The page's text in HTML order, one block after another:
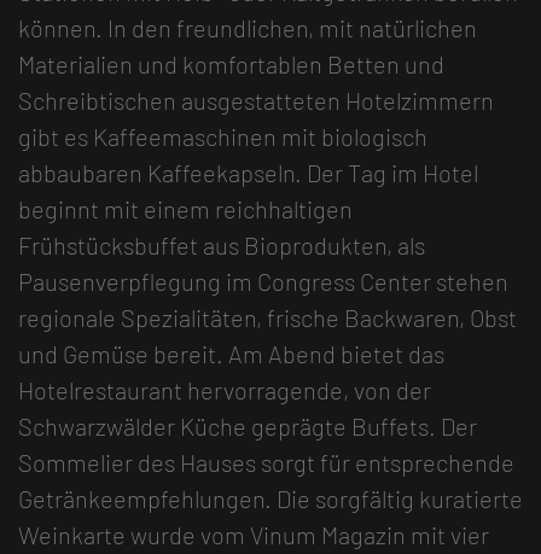
können. In den freundlichen, mit natürlichen
Materialien und komfortablen Betten und
Schreibtischen ausgestatteten Hotelzimmern
gibt es Kaffeemaschinen mit biologisch
abbaubaren Kaffeekapseln. Der Tag im Hotel
beginnt mit einem reichhaltigen
Frühstücksbuffet aus Bioprodukten, als
Pausenverpflegung im Congress Center stehen
regionale Spezialitäten, frische Backwaren, Obst
und Gemüse bereit. Am Abend bietet das
Hotelrestaurant hervorragende, von der
Schwarzwälder Küche geprägte Buffets. Der
Sommelier des Hauses sorgt für entsprechende
Getränkeempfehlungen. Die sorgfältig kuratierte
Weinkarte wurde vom Vinum Magazin mit vier